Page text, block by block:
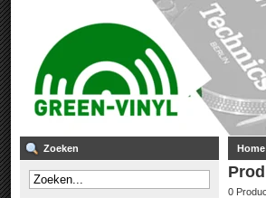
Zoeken Home
0